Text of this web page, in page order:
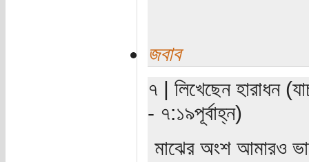
জবাব
৭ | লিখেছেন হারাধন
- ৭:১৯পূর্বাহ্ন)
মাঝের অংশ আমারও